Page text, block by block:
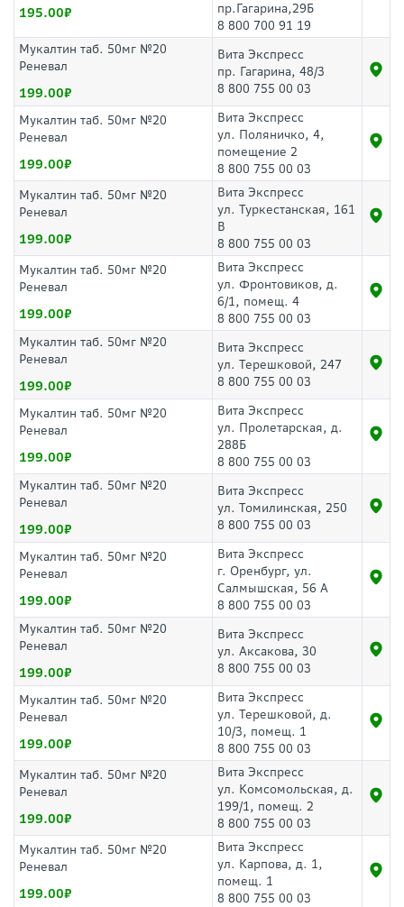
195.00
пр.Гагарина,29Б
8 800 700 91 19
Мукалтин таб. 50мг №20
Реневал
199.00
Вита Экспресс
пр. Гагарина, 48/3
8 800 755 00 03
Мукалтин таб. 50мг №20
Реневал
199.00
Вита Экспресс
ул. Поляничко, 4,
помещение 2
8 800 755 00 03
Мукалтин таб. 50мг №20
Реневал
199.00
Вита Экспресс
ул. Туркестанская, 161
В
8 800 755 00 03
Мукалтин таб. 50мг №20
Реневал
199.00
Вита Экспресс
ул. Фронтовиков, д.
6/1, помещ. 4
8 800 755 00 03
Мукалтин таб. 50мг №20
Реневал
199.00
Вита Экспресс
ул. Терешковой, 247
8 800 755 00 03
Мукалтин таб. 50мг №20
Реневал
199.00
Вита Экспресс
ул. Пролетарская, д.
288Б
8 800 755 00 03
Мукалтин таб. 50мг №20
Реневал
199.00
Вита Экспресс
ул. Томилинская, 250
8 800 755 00 03
Мукалтин таб. 50мг №20
Реневал
199.00
Вита Экспресс
г. Оренбург, ул.
Салмышская, 56 А
8 800 755 00 03
Мукалтин таб. 50мг №20
Реневал
199.00
Вита Экспресс
ул. Аксакова, 30
8 800 755 00 03
Мукалтин таб. 50мг №20
Реневал
199.00
Вита Экспресс
ул. Терешковой, д.
10/3, помещ. 1
8 800 755 00 03
Мукалтин таб. 50мг №20
Реневал
199.00
Вита Экспресс
ул. Комсомольская, д.
199/1, помещ. 2
8 800 755 00 03
Мукалтин таб. 50мг №20
Реневал
199.00
Вита Экспресс
ул. Карпова, д. 1,
помещ. 1
8 800 755 00 03